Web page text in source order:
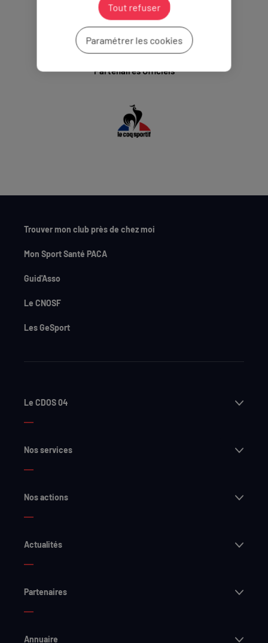
Partenaires Officiels
Trouver mon club près de chez moi
Mon Sport Santé PACA
Guid'Asso
Le CNOSF
Les GeSport
Le CDOS 04
Nos services
Nos actions
Actualités
Partenaires
Annuaire
Tout refuser
Paramétrer les cookies